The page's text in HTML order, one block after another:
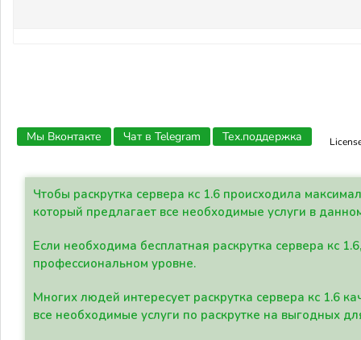
Мы Вконтакте Чат в Telegram Тех.поддержка
Чтобы раскрутка сервера кс 1.6 происходила
который предлагает все необходимые услуги в
Если необходима бесплатная раскрутка сервера кс
профессиональном уровне.
Многих людей интересует раскрутка сервера кс 1.6
все необходимые услуги по раскрутке на выгодных